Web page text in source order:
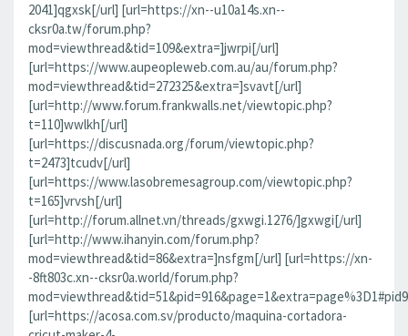
2041]qgxsk[/url] [url=https://xn--u10a14s.xn--
cksr0a.tw/forum.php?
mod=viewthread&tid=109&extra=]jwrpi[/url]
[url=https://www.aupeopleweb.com.au/au/forum.php?
mod=viewthread&tid=272325&extra=]svavt[/url]
[url=http://www.forum.frankwalls.net/viewtopic.php?
t=110]wwlkh[/url]
[url=https://discusnada.org/forum/viewtopic.php?
t=2473]tcudv[/url]
[url=https://www.lasobremesagroup.com/viewtopic.php?
t=165]vrvsh[/url]
[url=http://forum.allnet.vn/threads/gxwgi.1276/]gxwgi[/url]
[url=http://www.ihanyin.com/forum.php?
mod=viewthread&tid=86&extra=]nsfgm[/url] [url=https://xn-
-8ft803c.xn--cksr0a.world/forum.php?
[url=https://acosa.com.sv/producto/maquina-cortadora-